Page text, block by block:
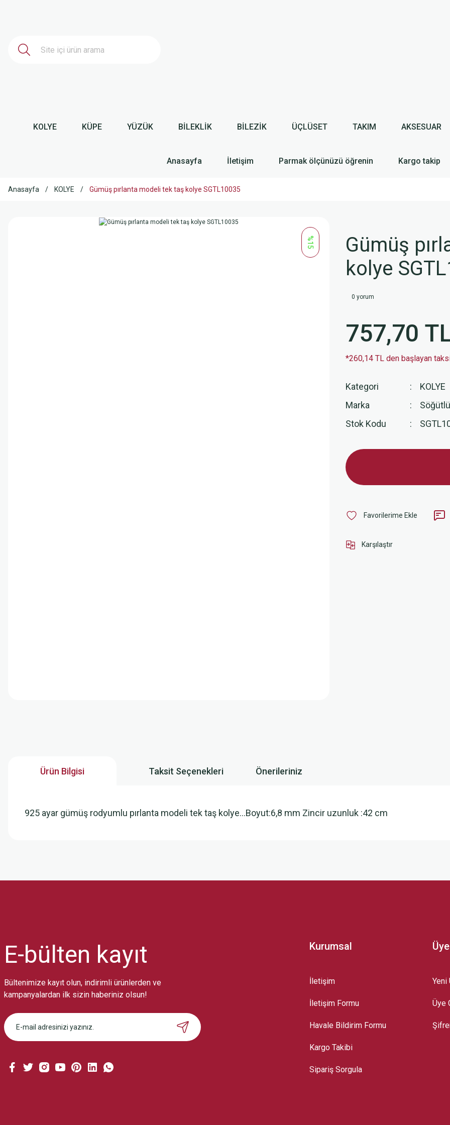
KOLYE KÜPE YÜZÜK BİLEKLİK BİLEZİK ÜÇLÜSET TAKIM AKSESUAR
Anasayfa İletişim Parmak ölçünüzü öğrenin Kargo takip
Anasayfa KOLYE Gümüş pırlanta modeli tek taş kolye SGTL10035
%15
Gümüş
kolye
0 yorum
757,70
*260,14 TL den başlayan
Kategori
KOLYE
Marka
Stok Kodu
Karşılaştır
Ürün Bilgisi Taksit Seçenekleri Önerileriniz
925 ayar gümüş rodyumlu pırlanta modeli tek taş kolye…Boyut:6,8 mm Zincir uzunluk :42 cm
Bu ürüne benzer farklı alternatifler olmalı.
Gönder
E-bülten kayıt
Bültenimize kayıt olun, indirimli ürünlerden ve
kampanyalardan ilk sizin haberiniz olsun!
Kurumsal
İletişim
İletişim Formu
Havale Bildirim Formu
Kargo Takibi
Sipariş Sorgula
Yeni
Üye